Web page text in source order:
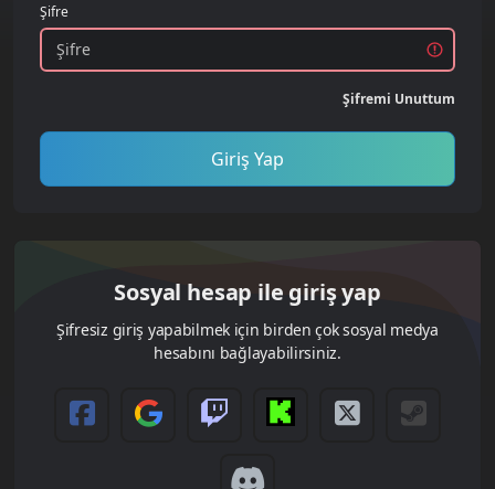
Şifre
Şifremi Unuttum
Giriş Yap
Sosyal hesap ile giriş yap
Şifresiz giriş yapabilmek için birden çok sosyal medya
hesabını bağlayabilirsiniz.